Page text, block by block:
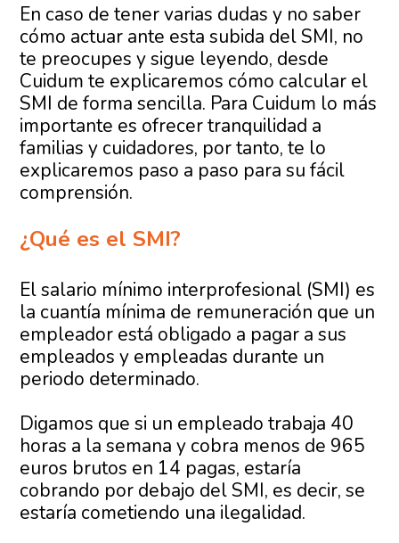
En caso de tener varias dudas y no saber
cómo actuar ante esta subida del SMI, no
te preocupes y sigue leyendo, desde
Cuidum te explicaremos cómo calcular el
SMI de forma sencilla. Para Cuidum lo más
importante es ofrecer tranquilidad a
familias y cuidadores, por tanto, te lo
explicaremos paso a paso para su fácil
comprensión.
¿Qué es el SMI?
El salario mínimo interprofesional (SMI) es
la cuantía mínima de remuneración que un
empleador está obligado a pagar a sus
empleados y empleadas durante un
periodo determinado.
Digamos que si un empleado trabaja 40
horas a la semana y cobra menos de 965
euros brutos en 14 pagas, estaría
cobrando por debajo del SMI, es decir, se
estaría cometiendo una ilegalidad.